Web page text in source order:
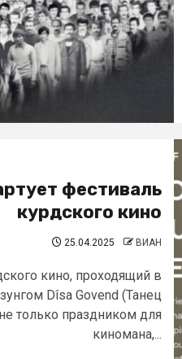
фестиваль
курдского кино
25.04.2025 ВИАН
кино, проходящий в
Dîsa Govend (Танец
только праздником для
киномана,...